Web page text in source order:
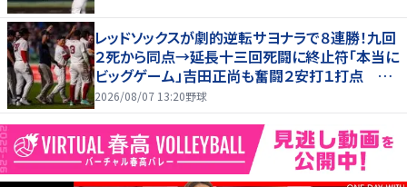
レッドソックスが劇的逆転サヨナラで８連勝！九回
２死から同点→延長十三回死闘に終止符「本当に
ビッグゲーム」吉田正尚も奮闘２安打１打点 本
拠地熱狂
2026/08/07 13:20野球